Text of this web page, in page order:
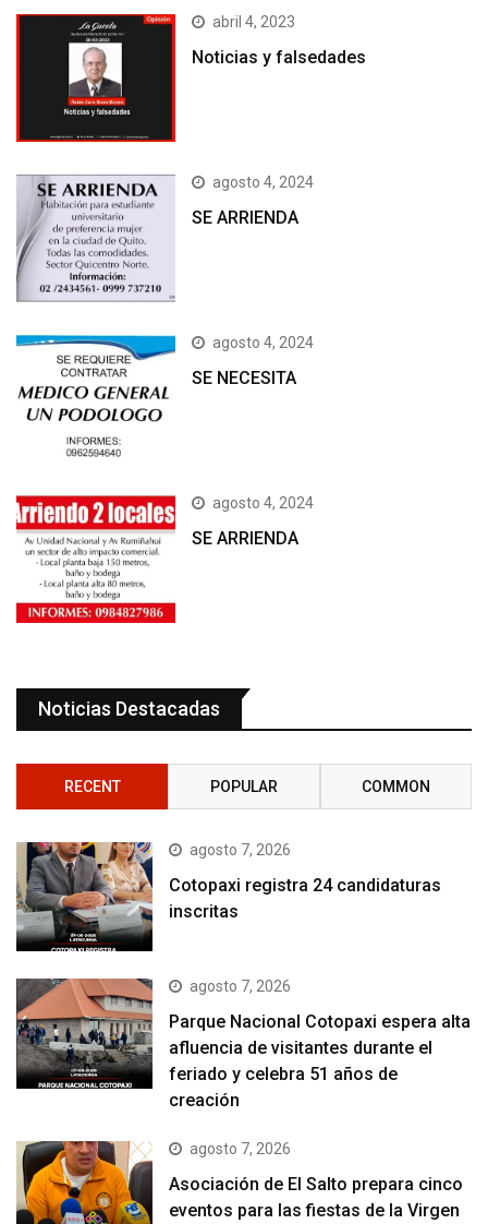
abril 4, 2023
Noticias y falsedades
agosto 4, 2024
SE ARRIENDA
agosto 4, 2024
SE NECESITA
agosto 4, 2024
SE ARRIENDA
Noticias Destacadas
RECENT POPULAR COMMON
agosto 7, 2026
Cotopaxi registra 24 candidaturas
inscritas
agosto 7, 2026
Parque Nacional Cotopaxi espera alta
afluencia de visitantes durante el
feriado y celebra 51 años de
creación
agosto 7, 2026
Asociación de El Salto prepara cinco
eventos para las fiestas de la Virgen